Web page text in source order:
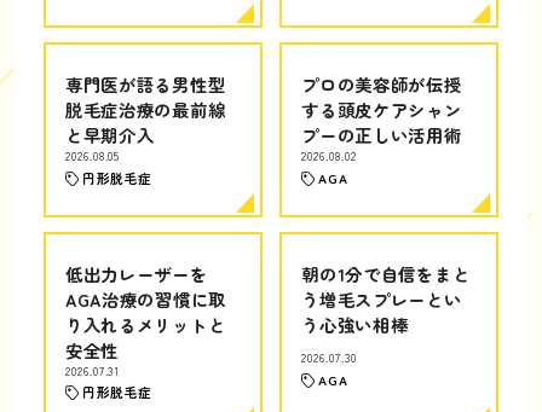
専門医が語る男性型
脱毛症治療の最前線
と早期介入
2026.08.05
円形脱毛症
プロの美容師が伝授
する頭皮ケアシャン
プーの正しい活用術
2026.08.02
AGA
低出力レーザーを
AGA治療の習慣に取
り入れるメリットと
安全性
2026.07.31
円形脱毛症
朝の1分で自信をまと
う増毛スプレーとい
う心強い相棒
2026.07.30
AGA